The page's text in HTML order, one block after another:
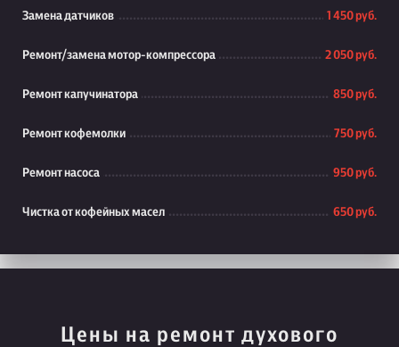
Замена датчиков 1 450 руб.
Ремонт/замена мотор-компрессора 2 050 руб.
Ремонт капучинатора 850 руб.
Ремонт кофемолки 750 руб.
Ремонт насоса 950 руб.
Чистка от кофейных масел 650 руб.
Цены на ремонт духового